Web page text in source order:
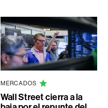
MERCADOS
Wall Street cierra a la